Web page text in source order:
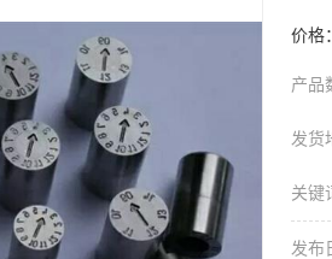
价格：
产品
发货
关键
发布